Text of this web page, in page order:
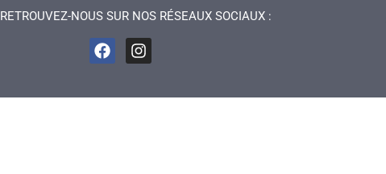
RETROUVEZ-NOUS SUR NOS RÉSEAUX SOCIAUX :